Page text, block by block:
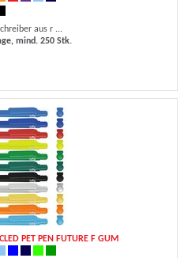
aus r ...
mind. 250 Stk.
PET PEN FUTURE F GUM